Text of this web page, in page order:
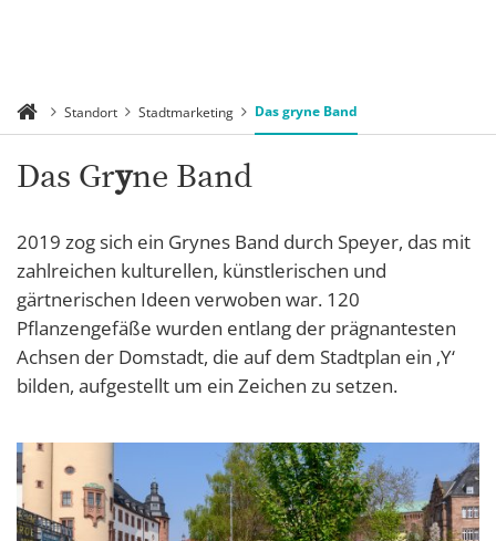
Standort Stadtmarketing Das gryne Band
Das Gryne Band
2019 zog sich ein Grynes Band durch Speyer, das mit
zahlreichen kulturellen, künstlerischen und
gärtnerischen Ideen verwoben war. 120
Pflanzengefäße wurden entlang der prägnantesten
Achsen der Domstadt, die auf dem Stadtplan ein ‚Y‘
bilden, aufgestellt um ein Zeichen zu setzen.